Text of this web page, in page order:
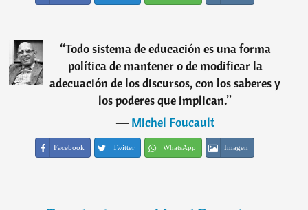
“Todo sistema de educación es una forma
política de mantener o de modificar la
adecuación de los discursos, con los saberes y
los poderes que implican.”
―Michel Foucault
Facebook Twitter WhatsApp Imagen